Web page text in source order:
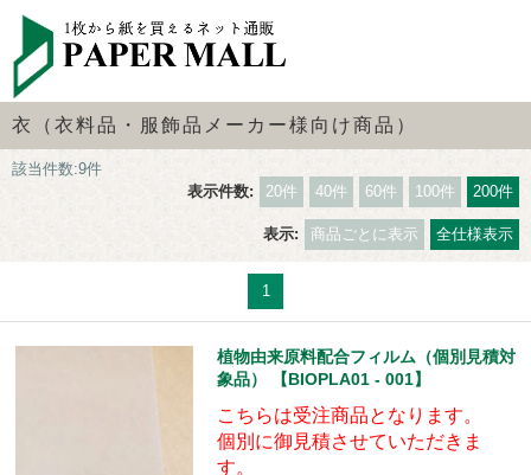
衣（衣料品・服飾品メーカー様向け商品）
該当件数:9件
表示件数:
20件 40件 60件 100件 200件
表示: 商品ごとに表示 全仕様表示
1
植物由来原料配合フィルム（個別見積対
象品） 【BIOPLA01 - 001】
こちらは受注商品となります。
個別に御見積させていただきま
す。